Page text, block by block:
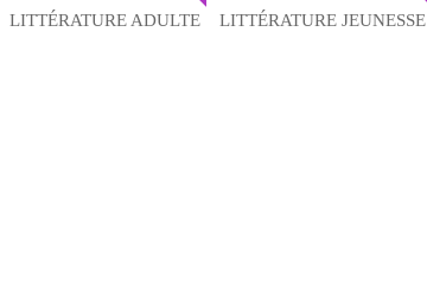
LITTÉRATURE ADULTE LITTÉRATURE JEUNESSE